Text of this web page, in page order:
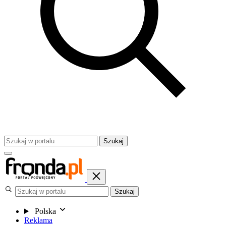
Szukaj
Szukaj
Polska
Reklama